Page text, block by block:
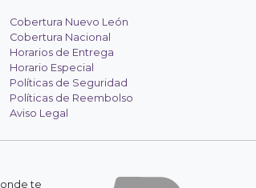
Cobertura Nuevo León
Cobertura Nacional
Horarios de Entrega
Horario Especial
Políticas de Seguridad
Políticas de Reembolso
Aviso Legal
te